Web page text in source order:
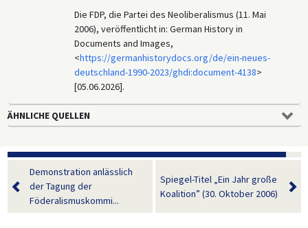
Die FDP, die Partei des Neoliberalismus (11. Mai
2006), veröffentlicht in: German History in
Documents and Images,
<https://germanhistorydocs.org/de/ein-neues-
deutschland-1990-2023/ghdi:document-4138>
[05.06.2026].
ÄHNLICHE QUELLEN
Demonstration anlässlich
der Tagung der
Föderalismuskommi...
Spiegel-Titel „Ein Jahr große
Koalition” (30. Oktober 2006)